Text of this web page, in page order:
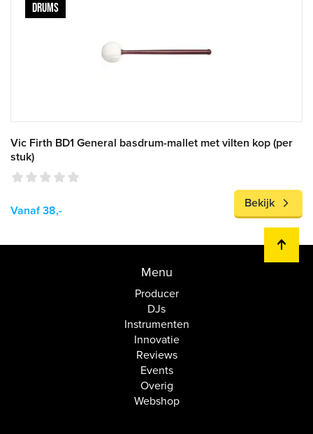
DRUMS
Vic Firth BD1 General basdrum-mallet met vilten kop (per
stuk)
Vanaf 38,-
Bekijk
Menu
Producer
DJs
Instrumenten
Innovatie
Reviews
Events
Overig
Webshop